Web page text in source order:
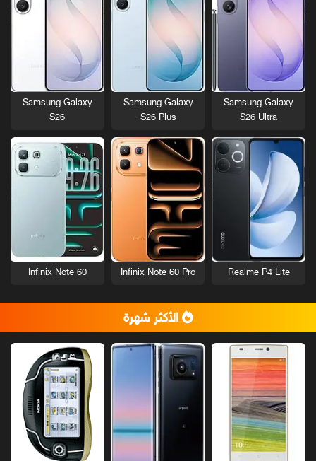
Samsung Galaxy
S26 Ultra
Samsung Galaxy
S26 Plus
Samsung Galaxy
S26
Realme P4 Lite
Infinix Note 60 Pro
Infinix Note 60
الأكثر شهرة